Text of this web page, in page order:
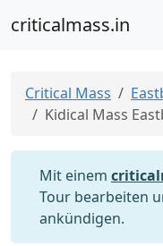
criticalmass.in
Critical Mass
Kidical Mass
Mit einem
Tour bearbeiten
ankündigen.